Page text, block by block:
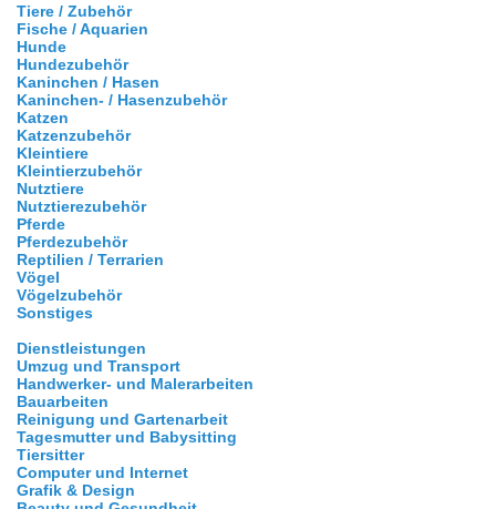
Tiere / Zubehör
Fische / Aquarien
Hunde
Hundezubehör
Kaninchen / Hasen
Kaninchen- / Hasenzubehör
Katzen
Katzenzubehör
Kleintiere
Kleintierzubehör
Nutztiere
Nutztierezubehör
Pferde
Pferdezubehör
Reptilien / Terrarien
Vögel
Vögelzubehör
Sonstiges
Dienstleistungen
Umzug und Transport
Handwerker- und Malerarbeiten
Bauarbeiten
Reinigung und Gartenarbeit
Tagesmutter und Babysitting
Tiersitter
Computer und Internet
Grafik & Design